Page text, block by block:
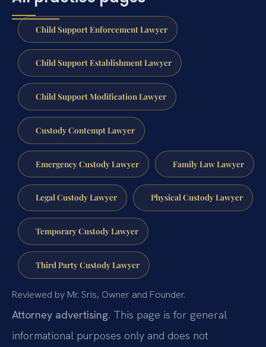
Child Support Enforcement Lawyer
Child Support Establishment Lawyer
Child Support Modification Lawyer
Custody Contempt Lawyer
Emergency Custody Lawyer Family Law Lawyer
Legal Custody Lawyer Physical Custody Lawyer
Temporary Custody Lawyer
Third Party Custody Lawyer
Reviewed by Mr. Sris, Owner and Founder.
Attorney advertising. This page is for general
informational purposes only and does not